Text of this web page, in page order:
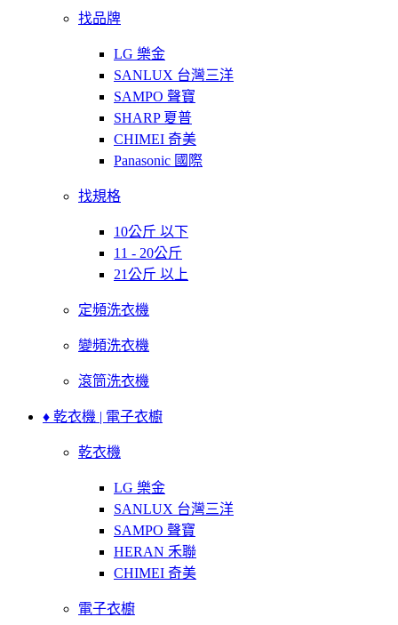
找品牌
LG 樂金
SANLUX 台灣三洋
SAMPO 聲寶
SHARP 夏普
CHIMEI 奇美
Panasonic 國際
找規格
10公斤 以下
11 - 20公斤
21公斤 以上
定頻洗衣機
變頻洗衣機
滾筒洗衣機
♦ 乾衣機 | 電子衣櫥
乾衣機
LG 樂金
SANLUX 台灣三洋
SAMPO 聲寶
HERAN 禾聯
CHIMEI 奇美
電子衣櫥